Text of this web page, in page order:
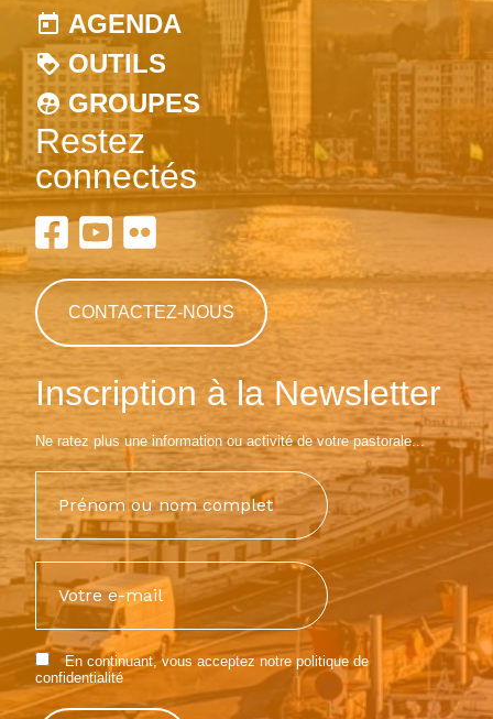
AGENDA
OUTILS
GROUPES
Restez
connectés
CONTACTEZ-NOUS
Inscription à la Newsletter
Ne ratez plus une information ou activité de votre pastorale...
En continuant, vous acceptez notre politique de
confidentialité